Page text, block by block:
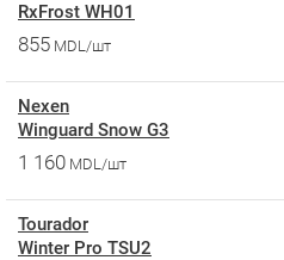
RxFrost WH01
855 MDL/шт
Nexen
Winguard Snow G3
1 160 MDL/шт
Tourador
Winter Pro TSU2